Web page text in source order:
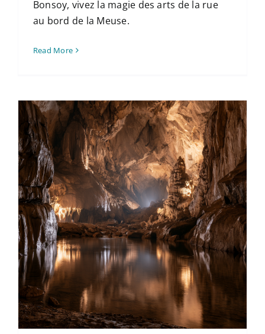
Bonsoy, vivez la magie des arts de la rue
au bord de la Meuse.
Read More